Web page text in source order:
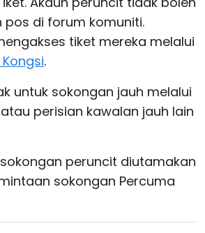
pos di forum komuniti.
tiket mereka melalui
.
untuk sokongan jauh melalui
perisian kawalan jauh lain
peruncit diutamakan
sokongan Percuma